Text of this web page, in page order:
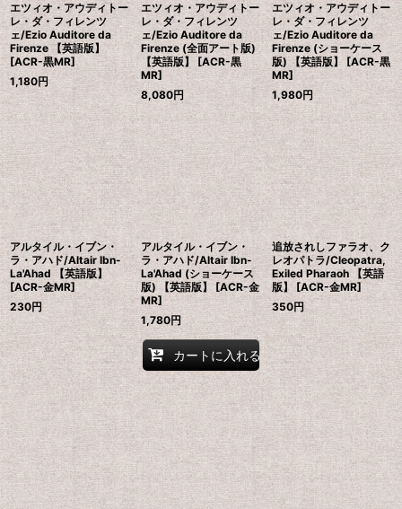
エツィオ・アウディトー
レ・ダ・フィレンツ
ェ/Ezio Auditore da
Firenze 【英語版】
[ACR-黒MR]
1,180円
エツィオ・アウディトー
レ・ダ・フィレンツ
ェ/Ezio Auditore da
Firenze (全面アート版)
【英語版】 [ACR-黒
MR]
8,080円
エツィオ・アウディトー
レ・ダ・フィレンツ
ェ/Ezio Auditore da
Firenze (ショーケース
版) 【英語版】 [ACR-黒
MR]
1,980円
アルタイル・イブン・
ラ・アハド/Altair Ibn-
La'Ahad 【英語版】
[ACR-金MR]
230円
アルタイル・イブン・
ラ・アハド/Altair Ibn-
La'Ahad (ショーケース
版) 【英語版】 [ACR-金
MR]
1,780円
カートに入れる
追放されしファラオ、ク
レオパトラ/Cleopatra,
Exiled Pharaoh 【英語
版】 [ACR-金MR]
350円